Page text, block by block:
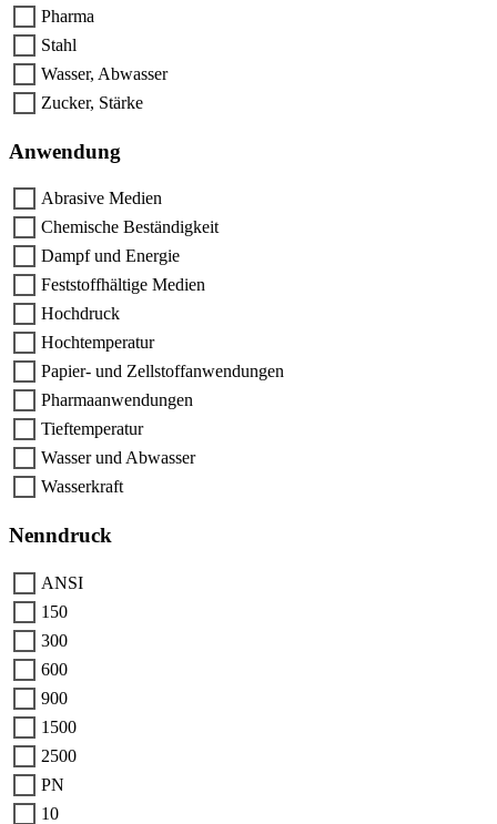
Pharma
Stahl
Wasser, Abwasser
Zucker, Stärke
Anwendung
Abrasive Medien
Chemische Beständigkeit
Dampf und Energie
Feststoffhältige Medien
Hochdruck
Hochtemperatur
Papier- und Zellstoffanwendungen
Pharmaanwendungen
Tieftemperatur
Wasser und Abwasser
Wasserkraft
Nenndruck
ANSI
150
300
600
900
1500
2500
PN
10